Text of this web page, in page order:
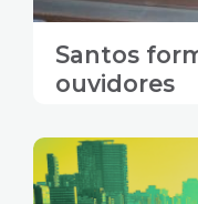
Santos
ouvidores